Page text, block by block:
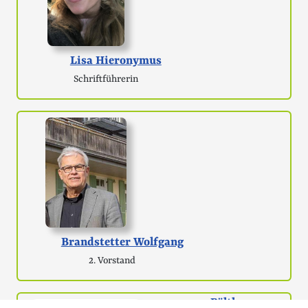
Lisa Hieronymus
Schriftführerin
Brandstetter Wolfgang
2. Vorstand
Pöltl